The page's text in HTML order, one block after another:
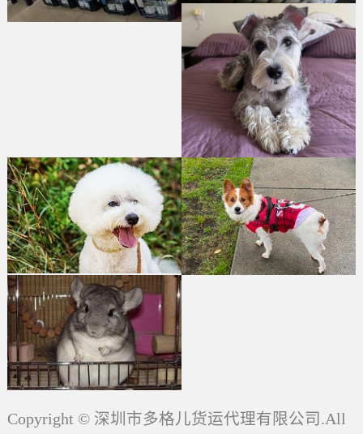
Copyright © 深圳市多格儿货运代理有限公司.All